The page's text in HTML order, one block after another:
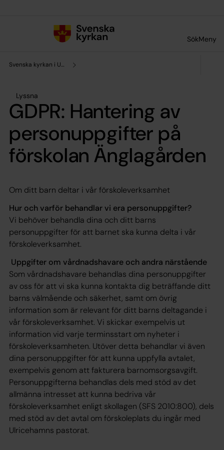
SökMeny
Svenska kyrkan i Ulricehamn
Lyssna
GDPR: Hantering av
personuppgifter på
förskolan Änglagården
Om ditt barn deltar i vår förskoleverksamhet
Hur och varför behandlar vi era personuppgifter?
Vi behöver behandla dina och ditt barns
personuppgifter för att barnet ska kunna delta i vår
förskoleverksamhet.
Uppgifter om vårdnadshavare och andra närstående
Som vårdnadshavare behandlas dina personuppgifter
av oss för att vi ska kunna kontakta dig beträffande ditt
barns välmående och säkerhet, samt om övrig
information som är relevant för ditt barns deltagande i
vår förskoleverksamhet. Vi skickar exempelvis ut
information vid varje terminsstart om nyheter i
förskoleverksamheten. Utöver detta behandlar vi även
dina personuppgifter för att kunna uppfylla avtalet,
exempelvis genom att fakturera barnomsorgsavgift.
Personuppgifterna behandlas dels med stöd av det
allmänna intresset att kunna bedriva vår
förskoleverksamhet enligt skollagen (SFS 2010:800), dels
med stöd av det avtal om förskoleplats du ingår med
Ulricehamns pastorat.